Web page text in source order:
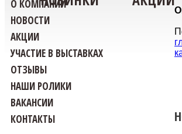
О КОМПАНИИ
НОВОСТИ
АКЦИИ
УЧАСТИЕ В ВЫСТАВКАХ
ОТЗЫВЫ
НАШИ РОЛИКИ
ВАКАНСИИ
КОНТАКТЫ